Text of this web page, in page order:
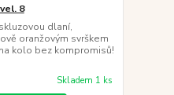
8
dlaní,
oranžovým svrškem
kolo bez kompromisů!
Skladem 1 ks